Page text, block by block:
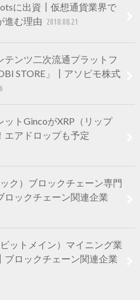
に出資┃仮想通貨業界で
進む理由 2018.08.21
テンツ二次流通プラットフ
STORE」┃アソビモ株式
ットGincoがXRP（リップ
エアドロップも予定
ク）ブロックチェーン専門
ックチェーン関連企業
ットメイン）マイニング業
ロックチェーン関連企業